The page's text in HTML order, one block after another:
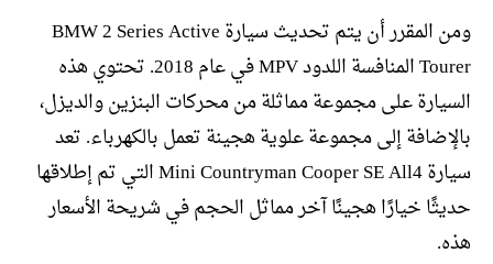
ومن المقرر أن يتم تحديث سيارة BMW 2 Series Active
Tourer المنافسة اللدود MPV في عام 2018. تحتوي هذه
السيارة على مجموعة مماثلة من محركات البنزين والديزل،
بالإضافة إلى مجموعة علوية هجينة تعمل بالكهرباء. تعد
سيارة Mini Countryman Cooper SE All4 التي تم إطلاقها
حديثًا خيارًا هجينًا آخر مماثل الحجم في شريحة الأسعار
هذه.